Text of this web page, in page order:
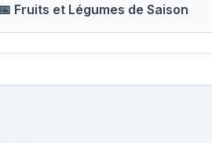
📅 Fruits et Légumes de Saison